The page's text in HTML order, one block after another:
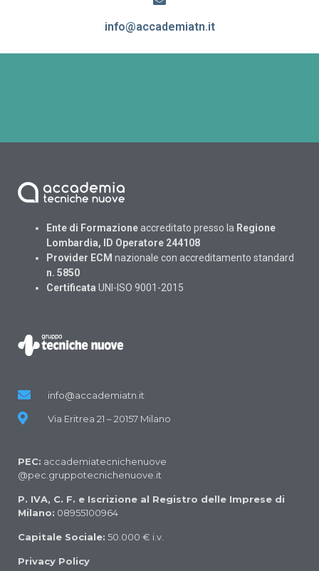
info@accademiatn.it
Ente di Formazione accreditato presso la Regione
Lombardia, ID Operatore 244108
Provider ECM nazionale con accreditamento standard
n. 5850
Certificata UNI-ISO 9001-2015
info@accademiatn.it
Via Eritrea 21 – 20157 Milano
PEC: accademiatecnichenuove
@pec.gruppotecnichenuove.it
P. IVA, C. F. e Iscrizione al Registro delle Imprese di
Milano: 08955100964
Capitale Sociale: 50.000 € i.v.
Privacy Policy